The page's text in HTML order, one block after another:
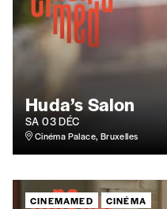
Par numéro
5€*
Je m'abonne
Format papier
en Belgique)
Huda’s Salon
SA 03 DÉC
Cinéma Palace, Bruxelles
CINEMAMED CINÉMA